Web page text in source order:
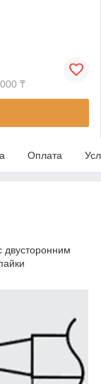
₸
Оплата